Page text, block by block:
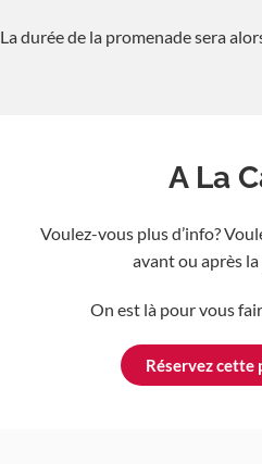
La durée de la promenade sera
A La
Voulez-vous plus d’info?
avant ou après
On est là pour vous
Réservez cette